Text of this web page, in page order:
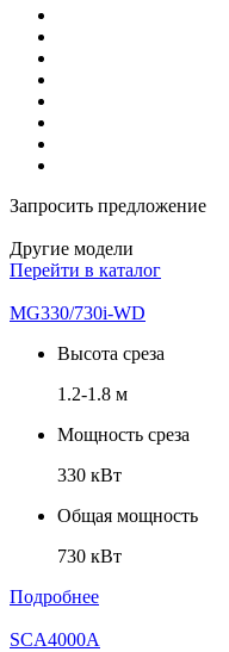
Запросить предложение
Другие модели
Перейти в каталог
MG330/730i-WD
Высота среза
1.2-1.8 м
Мощность среза
330 кВт
Общая мощность
730 кВт
Подробнее
SCA4000A